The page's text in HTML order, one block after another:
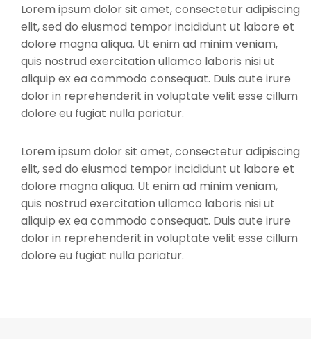
Lorem ipsum dolor sit amet, consectetur adipiscing
elit, sed do eiusmod tempor incididunt ut labore et
dolore magna aliqua. Ut enim ad minim veniam,
quis nostrud exercitation ullamco laboris nisi ut
aliquip ex ea commodo consequat. Duis aute irure
dolor in reprehenderit in voluptate velit esse cillum
dolore eu fugiat nulla pariatur.
Lorem ipsum dolor sit amet, consectetur adipiscing
elit, sed do eiusmod tempor incididunt ut labore et
dolore magna aliqua. Ut enim ad minim veniam,
quis nostrud exercitation ullamco laboris nisi ut
aliquip ex ea commodo consequat. Duis aute irure
dolor in reprehenderit in voluptate velit esse cillum
dolore eu fugiat nulla pariatur.